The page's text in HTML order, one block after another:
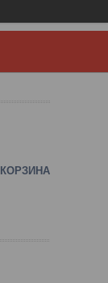
КОРЗИНА